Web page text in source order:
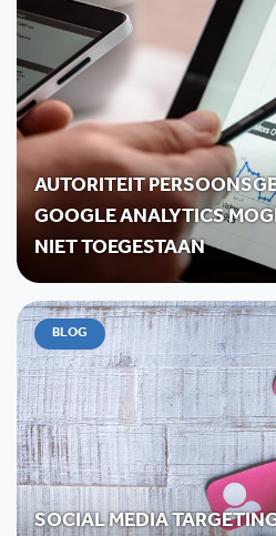
AUTORITEIT
GOOGLE ANALYTICS
NIET TOEGESTAAN
BLOG
SOCIAL MEDIA